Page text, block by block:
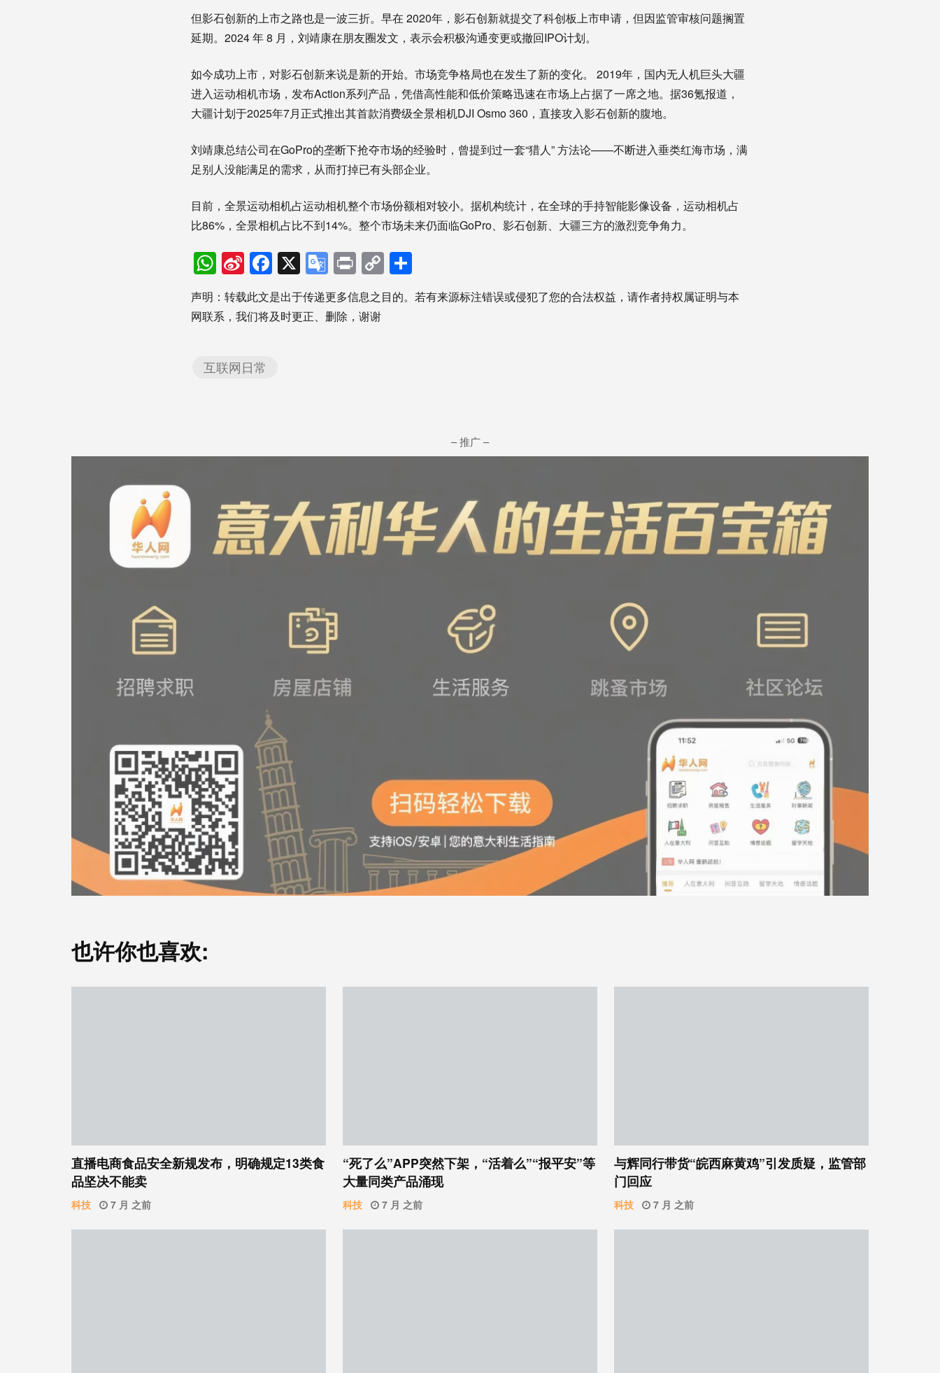
但影石创新的上市之路也是一波三折。早在 2020年，影石创新就提交了科创板上市申请，但因监管审核问题搁置
延期。2024 年 8 月，刘靖康在朋友圈发文，表示会积极沟通变更或撤回IPO计划。
如今成功上市，对影石创新来说是新的开始。市场竞争格局也在发生了新的变化。 2019年，国内无人机巨头大疆
进入运动相机市场，发布Action系列产品，凭借高性能和低价策略迅速在市场上占据了一席之地。据36氪报道，
大疆计划于2025年7月正式推出其首款消费级全景相机DJI Osmo 360，直接攻入影石创新的腹地。
刘靖康总结公司在GoPro的垄断下抢夺市场的经验时，曾提到过一套“猎人” 方法论——不断进入垂类红海市场，满
足别人没能满足的需求，从而打掉已有头部企业。
目前，全景运动相机占运动相机整个市场份额相对较小。据机构统计，在全球的手持智能影像设备，运动相机占
比86%，全景相机占比不到14%。整个市场未来仍面临GoPro、影石创新、大疆三方的激烈竞争角力。
WhatsApp
Sina
Weibo
Facebook
X Google
Translate
PrintCopy
Link享
声明：转载此文是出于传递更多信息之目的。若有来源标注错误或侵犯了您的合法权益，请作者持权属证明与本
网联系，我们将及时更正、删除，谢谢
互联网日常
– 推广 –
也许你也喜欢:
直播电商食品安全新规发布，明确规定13类食
品坚决不能卖
科技 7 月 之前
“死了么”APP突然下架，“活着么”“报平安”等
大量同类产品涌现
科技 7 月 之前
与辉同行带货“皖西麻黄鸡”引发质疑，监管部
门回应
科技 7 月 之前